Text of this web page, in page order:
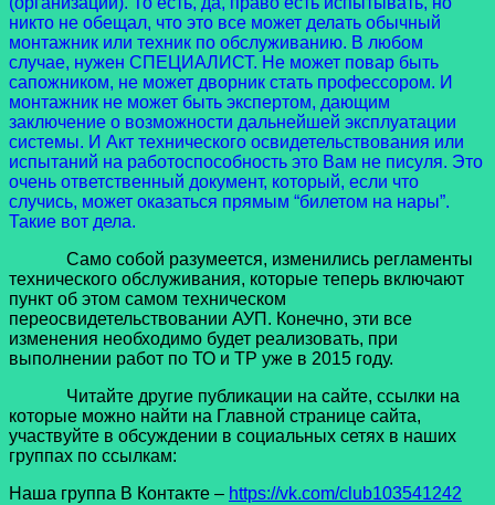
никто не обещал, что это все может делать обычный
монтажник или техник по обслуживанию. В любом
случае, нужен СПЕЦИАЛИСТ. Не может повар быть
сапожником, не может дворник стать профессором. И
монтажник не может быть экспертом, дающим
заключение о возможности дальнейшей эксплуатации
системы. И Акт технического освидетельствования или
испытаний на работоспособность это Вам не писуля. Это
очень ответственный документ, который, если что
случись, может оказаться прямым “билетом на нары”.
Такие вот дела.
Само собой разумеется, изменились регламенты
технического обслуживания, которые теперь включают
пункт об этом самом техническом
переосвидетельствовании АУП. Конечно, эти все
изменения необходимо будет реализовать, при
выполнении работ по ТО и ТР уже в 2015 году.
Читайте другие публикации на сайте, ссылки на
которые можно найти на Главной странице сайта,
участвуйте в обсуждении в социальных сетях в наших
группах по ссылкам:
Наша группа В Контакте – https://vk.com/club103541242